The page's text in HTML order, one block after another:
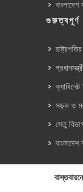
বাংলাদেশ
গুরুত্বপূর্ণ
সড়ক ও
সেতু
বাংলাদেশ